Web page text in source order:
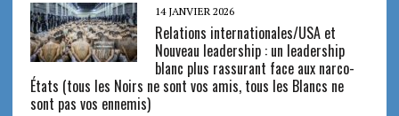
14 JANVIER 2026
Relations internationales/USA et
Nouveau leadership : un leadership
blanc plus rassurant face aux narco-
États (tous les Noirs ne sont vos amis, tous les Blancs ne
sont pas vos ennemis)